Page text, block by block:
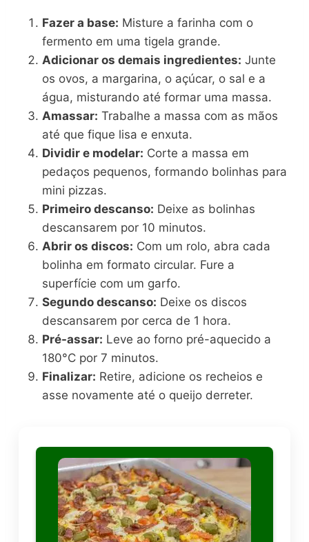
Fazer a base: Misture a farinha com o
fermento em uma tigela grande.
Adicionar os demais ingredientes: Junte
os ovos, a margarina, o açúcar, o sal e a
água, misturando até formar uma massa.
Amassar: Trabalhe a massa com as mãos
até que fique lisa e enxuta.
Dividir e modelar: Corte a massa em
pedaços pequenos, formando bolinhas para
mini pizzas.
Primeiro descanso: Deixe as bolinhas
descansarem por 10 minutos.
Abrir os discos: Com um rolo, abra cada
bolinha em formato circular. Fure a
superfície com um garfo.
Segundo descanso: Deixe os discos
descansarem por cerca de 1 hora.
Pré-assar: Leve ao forno pré-aquecido a
180°C por 7 minutos.
Finalizar: Retire, adicione os recheios e
asse novamente até o queijo derreter.